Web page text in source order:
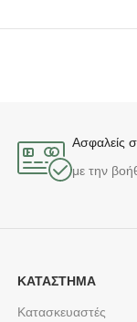
Ασφαλείς
με την
ΚΑΤΆΣΤΗΜΑ
Κατασκευαστές